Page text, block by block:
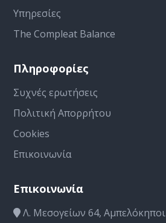
Υπηρεσίες
The Compleat Balance
Πληροφορίες
Συχνές ερωτήσεις
Πολιτική Απορρήτου
Cookies
Επικοινωνία
Επικοινωνία
Λ. Μεσογείων 64, Αμπελόκηποι